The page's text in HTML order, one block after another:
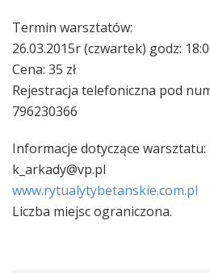
Termin warsztatów:
26.03.2015r (czwartek) godz:
Cena: 35 zł
Rejestracja telefoniczna pod
796230366
Informacje dotyczące warsztatu:
k_arkady@vp.pl
www.rytualytybetanskie.com.pl
Liczba miejsc ograniczona.